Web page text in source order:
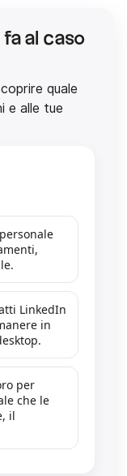
fa al caso
quale
e alle tue
LinkedIn
in
per
che le
il